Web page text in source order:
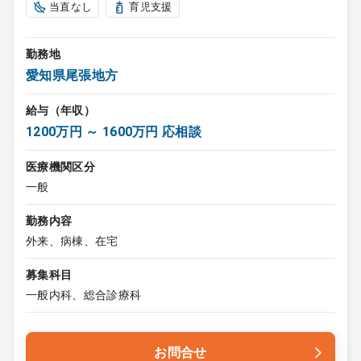
当直なし 育児支援
勤務地
愛知県尾張地方
給与（年収）
1200万円 ～ 1600万円 応相談
医療機関区分
一般
勤務内容
外来、病棟、在宅
募集科目
一般内科、総合診療科
お問合せ